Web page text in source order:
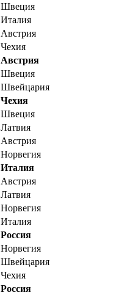
Швеция
Италия
Австрия
Чехия
Австрия
Швеция
Швейцария
Чехия
Швеция
Латвия
Австрия
Норвегия
Италия
Австрия
Латвия
Норвегия
Италия
Россия
Норвегия
Швейцария
Чехия
Россия